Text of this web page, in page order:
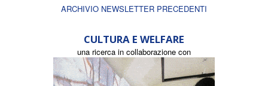
ARCHIVIO NEWSLETTER PRECEDENTI
CULTURA E WELFARE
una ricerca in collaborazione con